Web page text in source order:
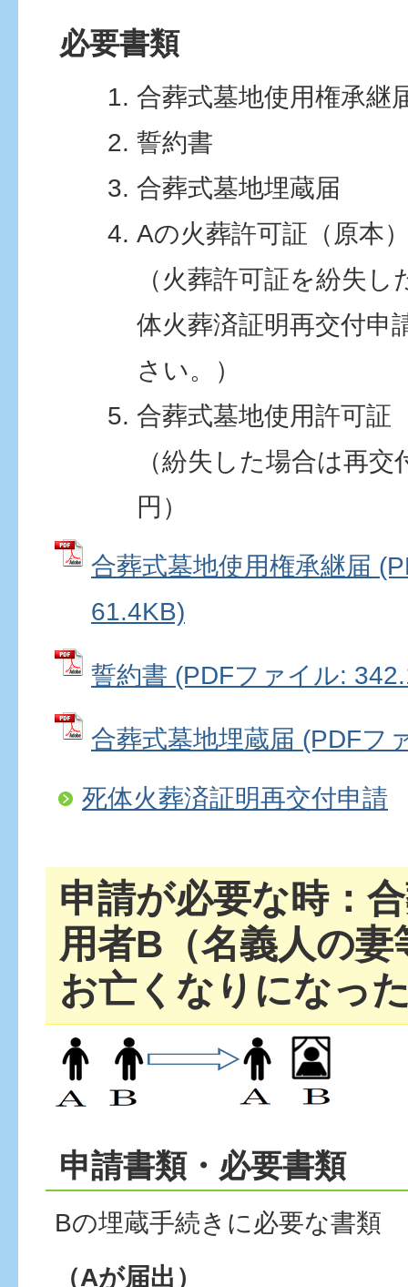
必要書類
合葬式墓地使用権承継
誓約書
合葬式墓地埋蔵届
Aの火葬許可証（原本
（火葬許可証を紛失
体火葬済証明再交付申
さい。）
合葬式墓地使用許可証
（紛失した場合は再
円）
合葬式墓地使用権承継届
61.4KB)
誓約書 (PDFファイル:
合葬式墓地埋蔵届 (PDFフ
死体火葬済証明再交付申請
申請が必要な時：
用者B（名義人の妻
お亡くなりになっ
申請書類・必要書類
Bの埋蔵手続きに必要な書類
（Aが届出）